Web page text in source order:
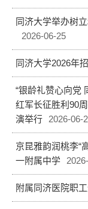
同济大学举办树
2026-06-25
同济大学2026年
“银龄礼赞心向党
红军长征胜利90
演举行
2026-06-
京昆雅韵润桃李“
一附属中学
附属同济医院职